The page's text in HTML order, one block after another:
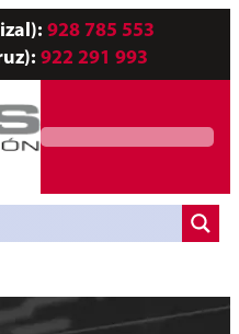
928 785 553
922 291 993